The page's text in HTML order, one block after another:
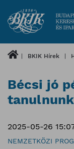
BKIK Hírek
Bécsi jó
2025-05-26
NEMZETKÖZI